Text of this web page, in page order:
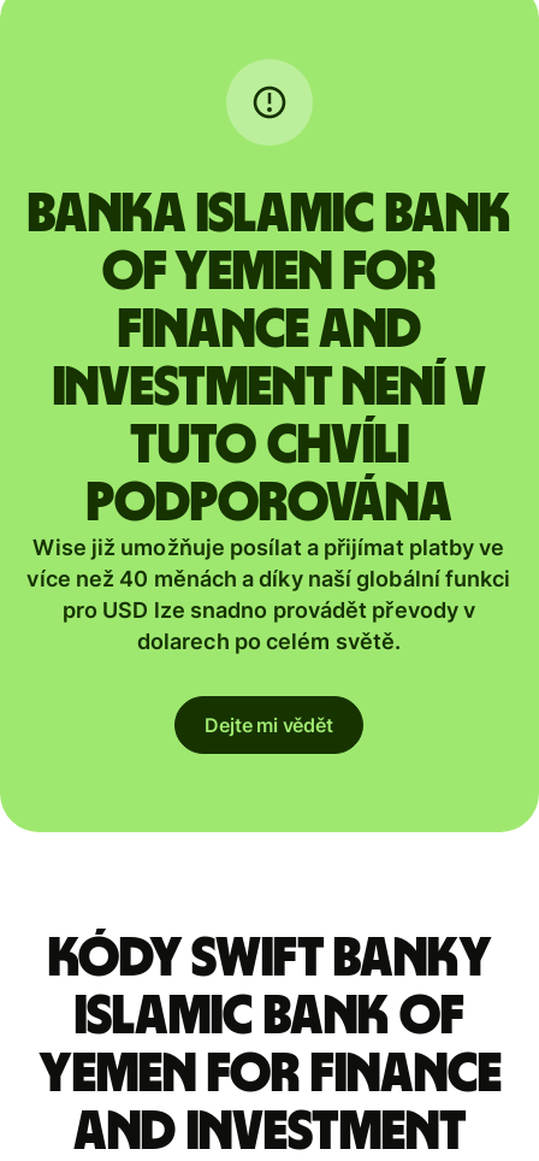
Banka ISLAMIC BANK
OF YEMEN FOR
FINANCE AND
INVESTMENT není v
tuto chvíli
podporována
Wise již umožňuje posílat a přijímat platby ve
více než 40 měnách a díky naší globální funkci
pro USD lze snadno provádět převody v
dolarech po celém světě.
Dejte mi vědět
Kódy Swift banky
ISLAMIC BANK OF
YEMEN FOR FINANCE
AND INVESTMENT